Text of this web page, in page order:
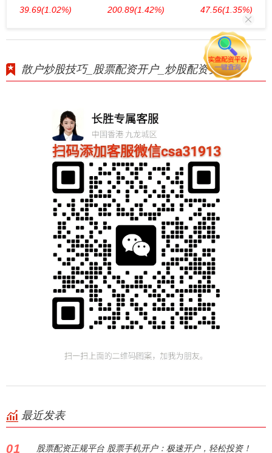
39.69(1.02%) 200.89(1.42%) 47.56(1.35%)
散户炒股技巧_股票配资开户_炒股配资资金
最近发表
01 股票配资正规平台 股票手机开户：极速开户，轻松投资！